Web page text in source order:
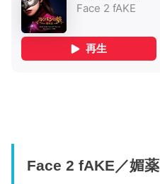
Face 2 fAKE／媚薬